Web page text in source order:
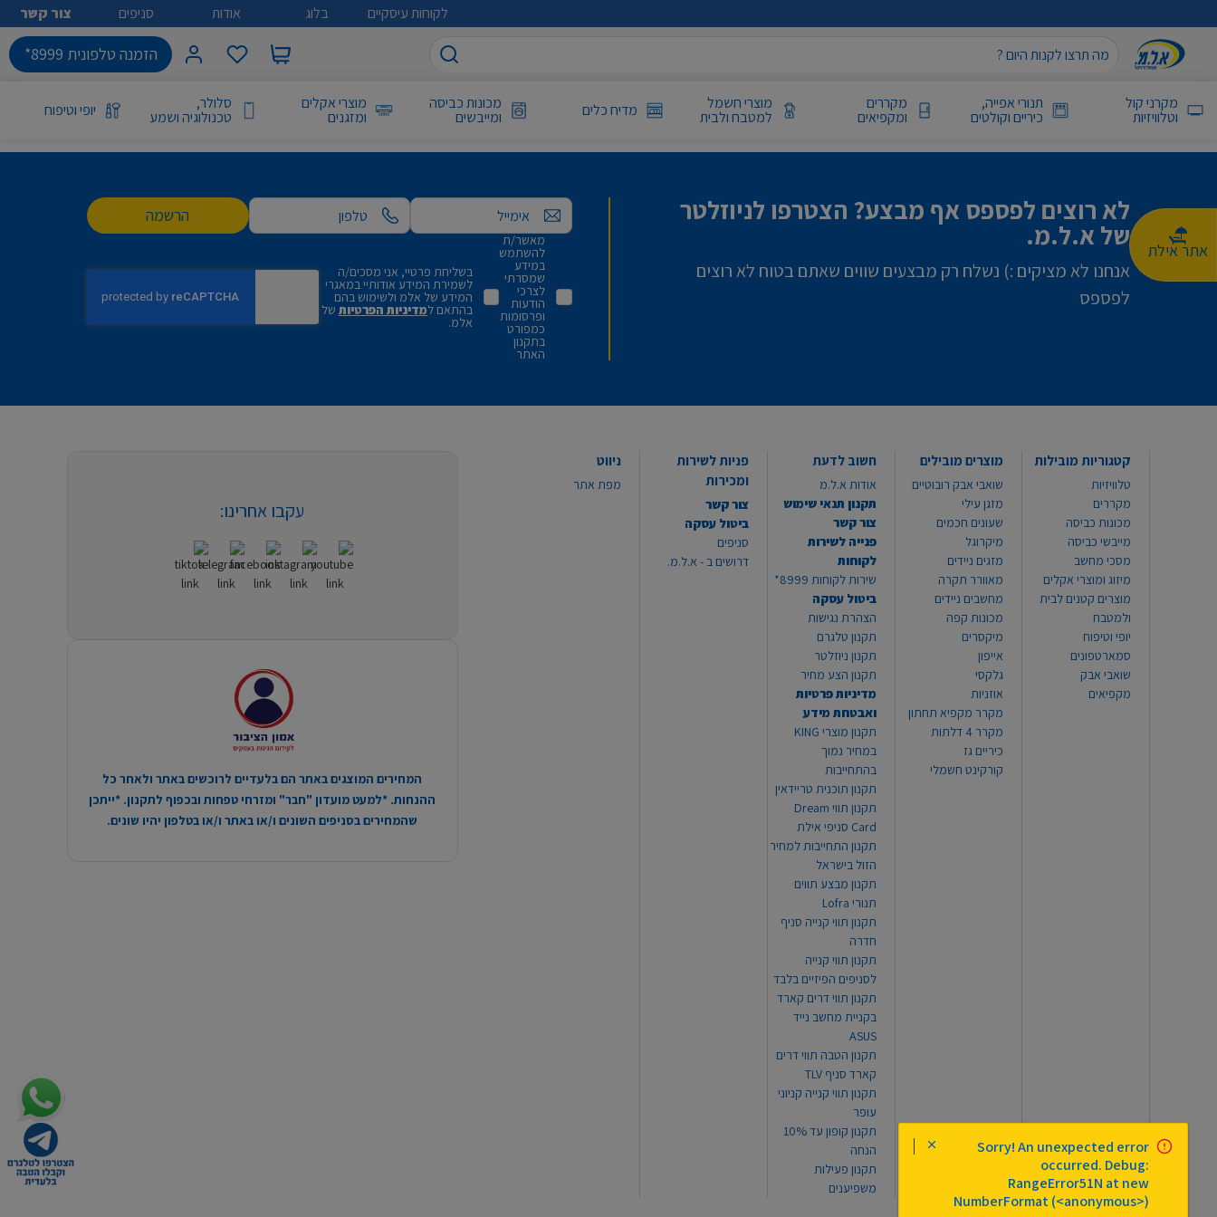
אתר אילת
לקוחות עיסקיים בלוג אודות סניפים צור קשר
הזמנה טלפונית 8999*
מקרני קול
וטלוויזיות
תנורי אפייה,
כיריים וקולטים
מקררים
ומקפיאים
מוצרי חשמל
למטבח ולבית מדיח כלים מכונות כביסה
ומייבשים
מוצרי אקלים
ומזגנים
סלולר,
טכנולוגיה ושמע יופי וטיפוח
לא רוצים לפספס אף מבצע? הצטרפו לניוזלטר
של א.ל.מ.
אנחנו לא מציקים :) נשלח רק מבצעים שווים שאתם בטוח לא רוצים
לפספס
אימייל הרשמה
מאשר/ת
להשתמש
במידע
שמסרתי
לצרכי
הודעות
ופרסומות
כמפורט
בתקנון
האתר
בשליחת פרטיי, אני מסכים/ה
לשמירת המידע אודותיי במאגרי
המידע של אלמ ולשימוש בהם
בהתאם למדיניות הפרטיות של
אלמ.
קטגוריות מובילות
טלוויזיות
מקררים
מכונות כביסה
מייבשי כביסה
מסכי מחשב
מיזוג ומוצרי אקלים
מוצרים קטנים לבית
ולמטבח
יופי וטיפוח
סמארטפונים
שואבי אבק
מקפיאים
מוצרים מובילים
שואבי אבק רובוטיים
מזגן עילי
שעונים חכמים
מיקרוגל
מזגים ניידים
מאוורר תקרה
מחשבים ניידים
מכונות קפה
מיקסרים
אייפון
גלקסי
אוזניות
מקרר מקפיא תחתון
מקרר 4 דלתות
כיריים גז
קורקינט חשמלי
חשוב לדעת
אודות א.ל.מ
תקנון תנאי שימוש
צור קשר
פנייה לשירות
לקוחות
שירות לקוחות 8999*
ביטול עסקה
הצהרת נגישות
תקנון טלגרם
תקנון ניוזלטר
תקנון הצע מחיר
מדיניות פרטיות
ואבטחת מידע
תקנון מוצרי KING
במחיר נמוך
בהתחייבות
תקנון תוכנית טריידאין
תקנון תווי Dream
Card סניפי אילת
תקנון התחייבות למחיר
הזול בישראל
תקנון מבצע תווים
תנורי Lofra
תקנון תווי קנייה סניף
חדרה
תקנון תווי קנייה
לסניפים הפיזיים בלבד
תקנון תווי דרים קארד
בקניית מחשב נייד
ASUS
תקנון הטבה תווי דרים
קארד סניף TLV
תקנון תווי קנייה קניוני
עופר
תקנון קופון עד 10%
הנחה
תקנון פעילות
משפיענים
פניות לשירות
ומכירות
צור קשר
ביטול עסקה
סניפים
דרושים ב - א.ל.מ.
ניווט
מפת אתר
עקבו אחרינו:
המחירים המוצגים באתר הם בלעדיים לרוכשים באתר ולאחר כל
ההנחות. *למעט מועדון "חבר" ומזרחי טפחות ובכפוף לתקנון. *ייתכן
שהמחירים בסניפים השונים ו/או באתר ו/או בטלפון יהיו שונים.
Sorry! An unexpected error
occurred. Debug:
RangeError51N at new
NumberFormat (<anonymous>)